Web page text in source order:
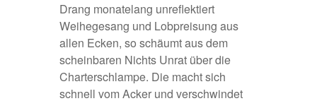
Drang monatelang unreflektiert
Weihegesang und Lobpreisung aus
allen Ecken, so schäumt aus dem
scheinbaren Nichts Unrat über die
Charterschlampe. Die macht sich
schnell vom Acker und verschwindet